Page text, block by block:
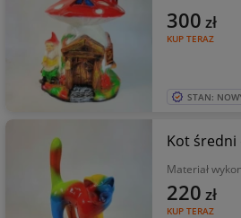
KUP TERAZ
300 zł
STAN:
Kot średni
Materiał
KUP TERAZ
220 zł